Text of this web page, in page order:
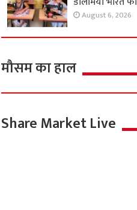
August 6, 2026
मौसम का हाल
Share Market Live